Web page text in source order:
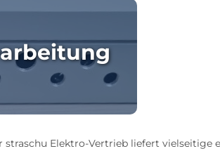
straschu Elektro-Vertrieb liefert